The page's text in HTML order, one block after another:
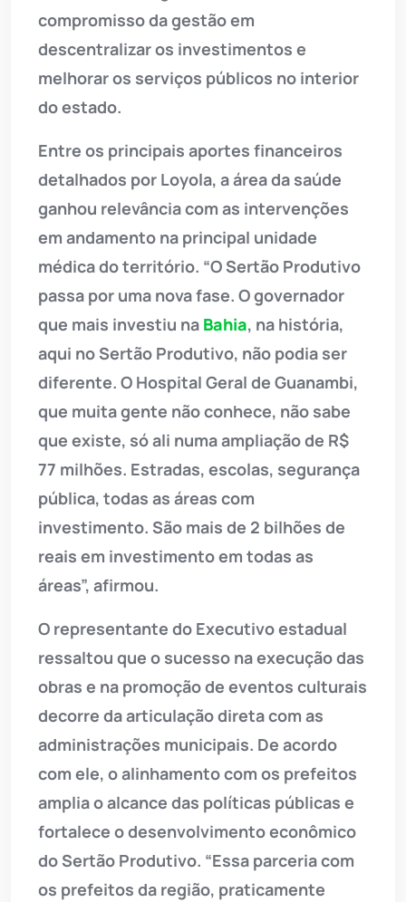
compromisso da gestão em
descentralizar os investimentos e
melhorar os serviços públicos no interior
do estado.
Entre os principais aportes financeiros
detalhados por Loyola, a área da saúde
ganhou relevância com as intervenções
em andamento na principal unidade
médica do território. “O Sertão Produtivo
passa por uma nova fase. O governador
que mais investiu na Bahia, na história,
aqui no Sertão Produtivo, não podia ser
diferente. O Hospital Geral de Guanambi,
que muita gente não conhece, não sabe
que existe, só ali numa ampliação de R$
77 milhões. Estradas, escolas, segurança
pública, todas as áreas com
investimento. São mais de 2 bilhões de
reais em investimento em todas as
áreas”, afirmou.
O representante do Executivo estadual
ressaltou que o sucesso na execução das
obras e na promoção de eventos culturais
decorre da articulação direta com as
administrações municipais. De acordo
com ele, o alinhamento com os prefeitos
amplia o alcance das políticas públicas e
fortalece o desenvolvimento econômico
do Sertão Produtivo. “Essa parceria com
os prefeitos da região, praticamente